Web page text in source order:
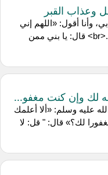
وعذاب القبر
وأنا أقول: «اللهم إني
أعوذ بك من الهم والكسل وعذاب القبر».<br> قال: يا بني ممن
لك وإن كنت مغفو...
عليه وسلم: «ألا أعلمك
لك؟» قال: " قل: لا